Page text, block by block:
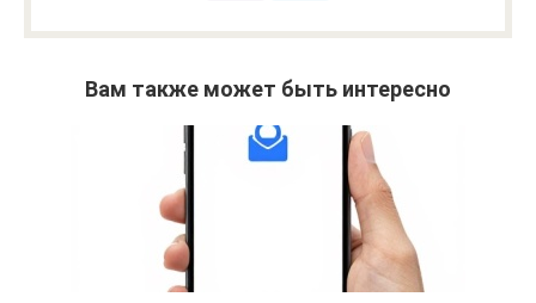
Вам также может быть интересно